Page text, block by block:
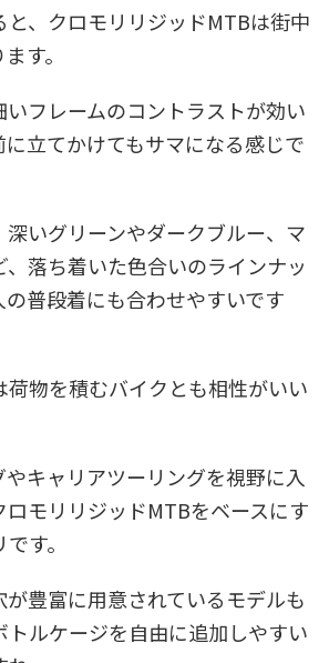
と、クロモリリジッドMTBは街中
す。
フレームのコントラストが効い
立てかけてもサマになる感じで
深いグリーンやダークブルー、マ
、落ち着いた色合いのラインナッ
の普段着にも合わせやすいです
荷物を積むバイクとも相性がいい
キャリアツーリングを視野に入
ロモリリジッドMTBをベースにす
す。
が豊富に用意されているモデルも
トルケージを自由に追加しやすい